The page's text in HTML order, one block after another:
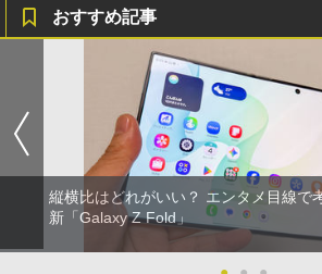
おすすめ記事
縦横比はどれがいい？ エンタメ目線で
新「Galaxy Z Fold」